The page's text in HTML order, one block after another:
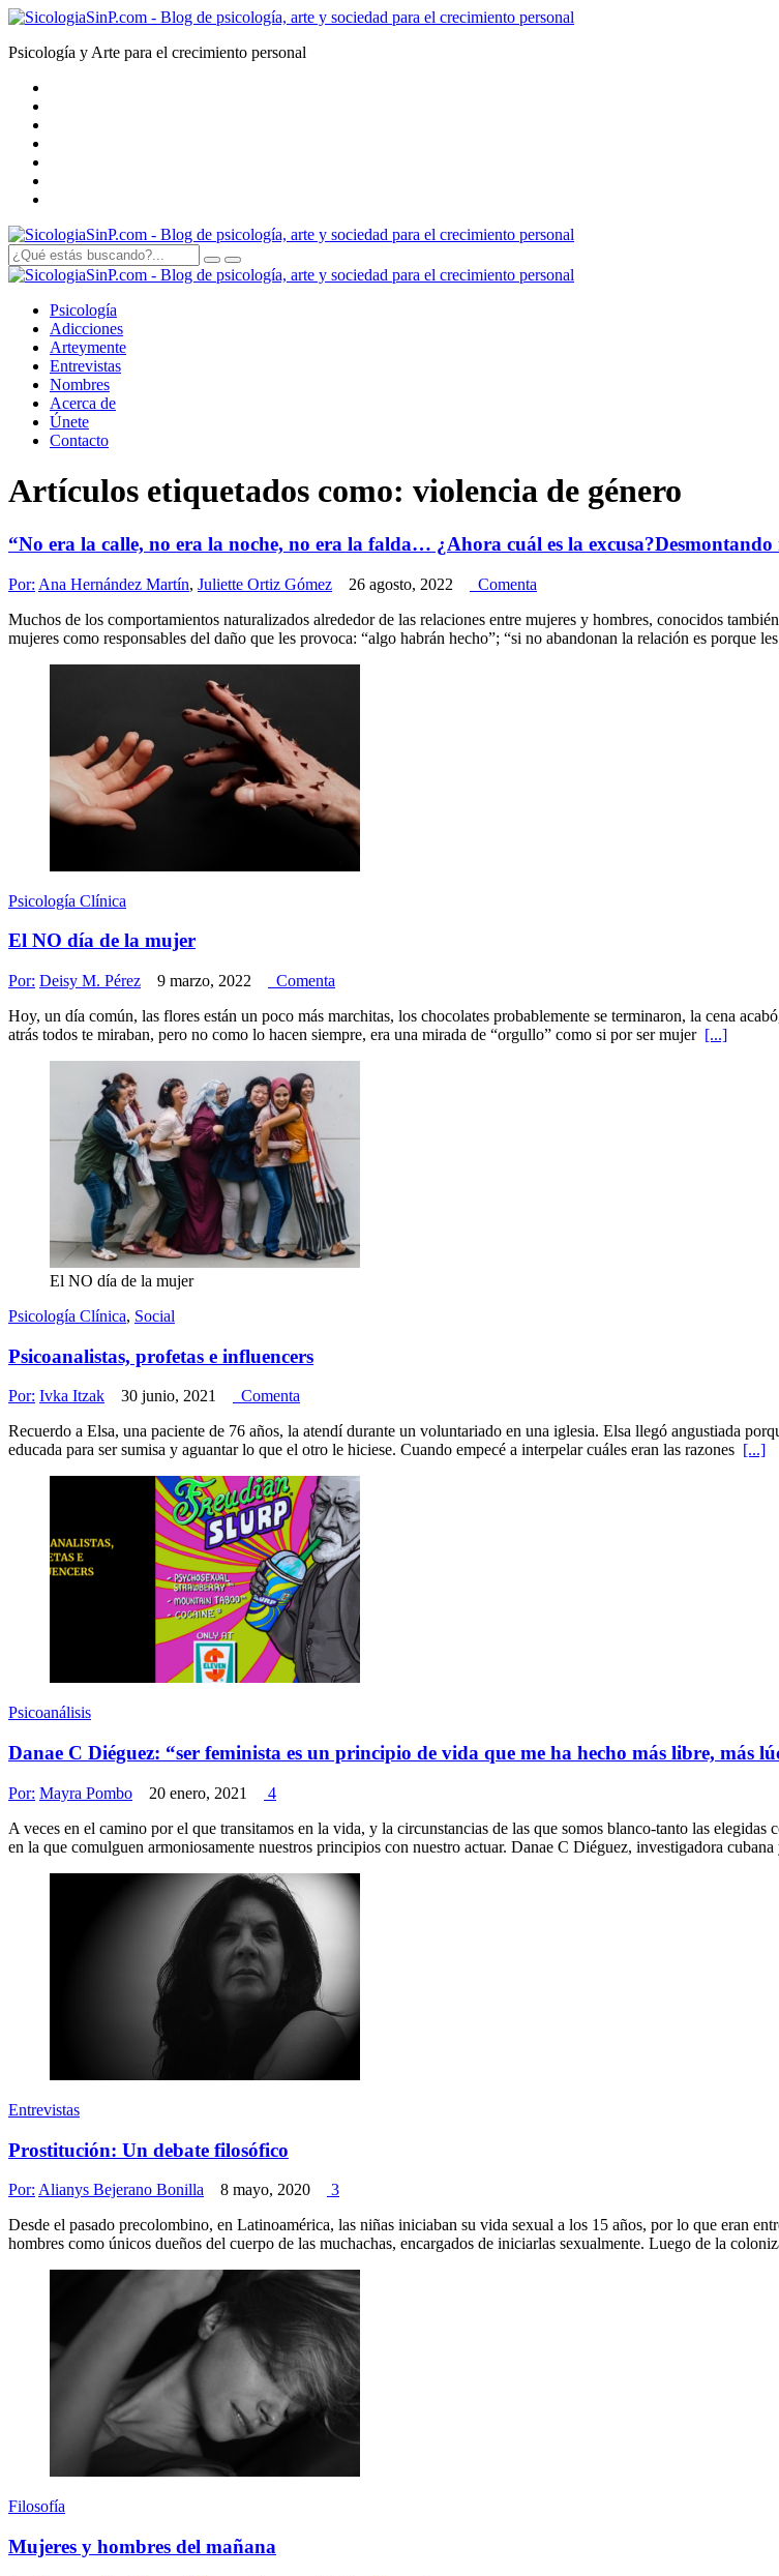
Psicología y Arte para el crecimiento personal
Psicología
Adicciones
Arteymente
Entrevistas
Nombres
Acerca de
Únete
Contacto
Artículos etiquetados como: violencia de género
“No era la calle, no era la noche, no era la falda… ¿Ahora cuál es la excusa?Desmontando
Por: Ana Hernández Martín, Juliette Ortiz Gómez 26 agosto, 2022
Comenta
Muchos de los comportamientos naturalizados alrededor de las relaciones entre mujeres y hombres, conocidos
mujeres como responsables del daño que les provoca: “algo habrán hecho”; “si no abandonan la relación es porque
Psicología Clínica
El NO día de la mujer
Por: Deisy M. Pérez 9 marzo, 2022
Comenta
Hoy, un día común, las flores están un poco más marchitas, los chocolates probablemente se terminaron, la cena
atrás todos te miraban, pero no como lo hacen siempre, era una mirada de “orgullo” como si por ser mujer [...]
El NO día de la mujer
Psicología Clínica, Social
Psicoanalistas, profetas e influencers
Por: Ivka Itzak 30 junio, 2021
Comenta
Recuerdo a Elsa, una paciente de 76 años, la atendí durante un voluntariado en una iglesia. Elsa llegó angustiada
educada para ser sumisa y aguantar lo que el otro le hiciese. Cuando empecé a interpelar cuáles eran las razones [...]
Psicoanálisis
Danae C Diéguez: “ser feminista es un principio de vida que me ha hecho más libre, más
Por: Mayra Pombo 20 enero, 2021
4
A veces en el camino por el que transitamos en la vida, y la circunstancias de las que somos blanco-tanto las
en la que comulguen armoniosamente nuestros principios con nuestro actuar. Danae C Diéguez, investigadora cubana
Entrevistas
Prostitución: Un debate filosófico
Por: Alianys Bejerano Bonilla 8 mayo, 2020
3
Desde el pasado precolombino, en Latinoamérica, las niñas iniciaban su vida sexual a los 15 años, por lo que eran
hombres como únicos dueños del cuerpo de las muchachas, encargados de iniciarlas sexualmente. Luego de la
Filosofía
Mujeres y hombres del mañana